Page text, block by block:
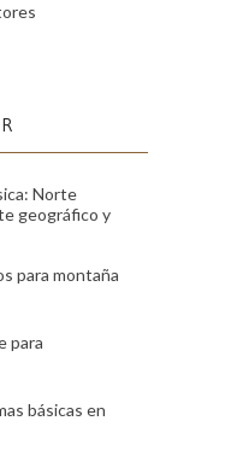
Norte
geográfico y
para montaña
para
básicas en